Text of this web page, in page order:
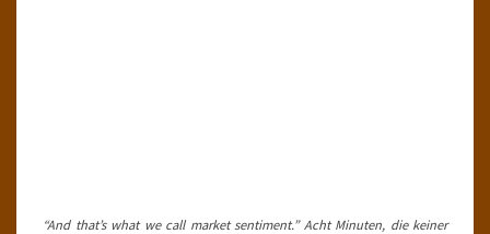
“And that’s what we call market sentiment.” Acht Minuten, die keiner